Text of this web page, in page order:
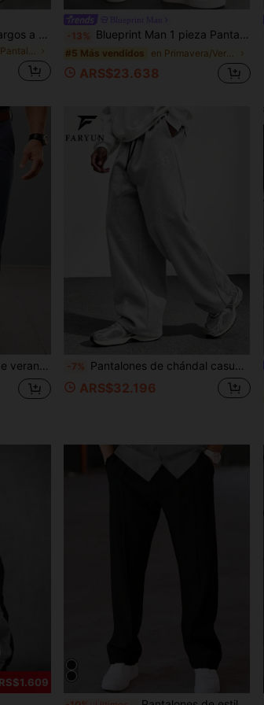
SLATEMANN Pantalones largos a rayas azul marino para hombre, diseño de moda corte holgado versátil casual pantalones anchos
en Viscosa Pantalones de hombre
-13% Blueprint Man 1 pieza Pantalones casuales de pierna ancha y sueltos con cordón para hombre, color marrón con textura, tela de lino sintético, ligero, transpirable, con caída, cómodo, no sudoroso, resistente a las arrugas, fácil cuidado, estilo minimalista casual maduro de dinero antiguo, pantalones largos para hombre, uso diario de verano, streetwear, ropa de casa
#5 Más vendidos
ARS$23.638
Pantalones cargo ligeros de verano, pantalones largos rectos de unicolor para hombre, casuales para ir al trabajo, cinturón no incluido -7% Pantalones de chándal casuales para hombre de pierna recta holgada con cintura con cordón, estampado de letras, estilo streetwear hip hop, pantalones largos deportivos para uso diario y desplazamientos, primavera y verano
ARS$32.196